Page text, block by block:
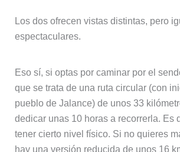
Los dos ofrecen vistas distintas, pero
espectaculares.
Eso sí, si optas por caminar por el
que se trata de una ruta circular (con
pueblo de Jalance) de unos 33
dedicar unas 10 horas a recorrerla. Es
tener cierto nivel físico. Si no quieres
hay una versión reducida de unos 16